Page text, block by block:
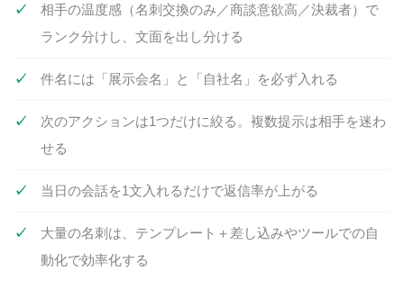
相手の温度感（名刺交換のみ／商談意欲高／決裁者）で
ランク分けし、文面を出し分ける
件名には「展示会名」と「自社名」を必ず入れる
次のアクションは1つだけに絞る。複数提示は相手を迷わ
せる
当日の会話を1文入れるだけで返信率が上がる
大量の名刺は、テンプレート＋差し込みやツールでの自
動化で効率化する